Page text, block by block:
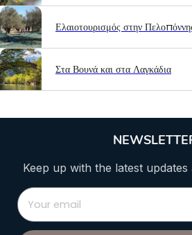
Ελαιοτουρισμός στην
Στα Βουνά και στα Λαγκάδια
Keep up with the latest